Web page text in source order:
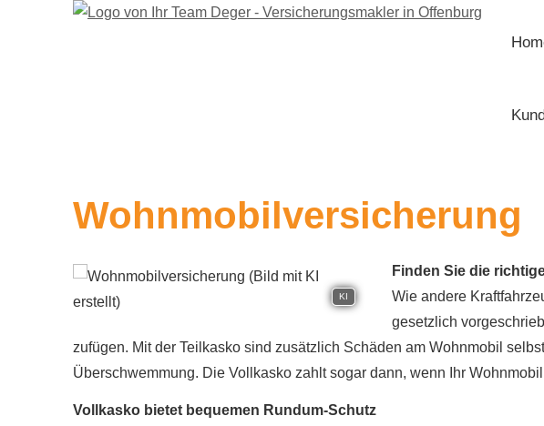
Wohnmobilversicherung
KI
Finden Sie die
Wie andere
gesetzlich
zufügen. Mit der Teilkasko sind zusätzlich Schäden am Wohnmobil
Überschwemmung. Die Vollkasko zahlt sogar dann, wenn Ihr
Vollkasko bietet bequemen Rundum-Schutz